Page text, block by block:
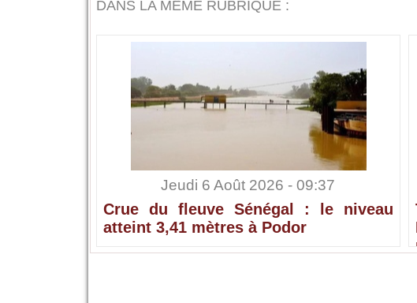
DANS LA MÊME RUBRIQUE :
Jeudi 6 Août 2026 - 09:37
Crue du fleuve Sénégal : le niveau
atteint 3,41 mètres à Podor